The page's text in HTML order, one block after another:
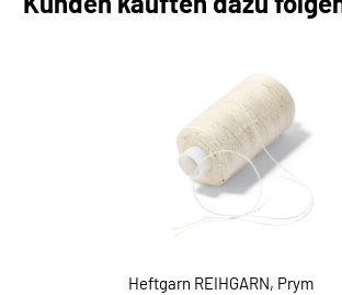
Heftgarn REIHGARN, Prym